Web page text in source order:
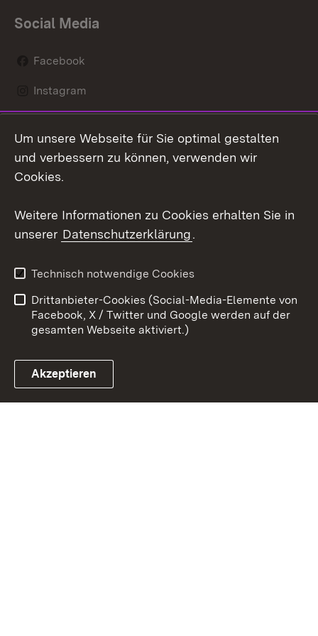
Social Media
Facebook
Instagram
Social Wall
Youtube
Link zum Landesportal
Kontakt
Datenschutz
Barrierefreiheit
Impressum Cookies
Um unsere Webseite für Sie optimal gestalten
und verbessern zu können, verwenden wir
Cookies.
Weitere Informationen zu Cookies erhalten Sie in
unserer Datenschutzerklärung.
Technisch notwendige Cookies
Drittanbieter-Cookies (Social-Media-Elemente von
Facebook, X / Twitter und Google werden auf der
gesamten Webseite aktiviert.)
Akzeptieren